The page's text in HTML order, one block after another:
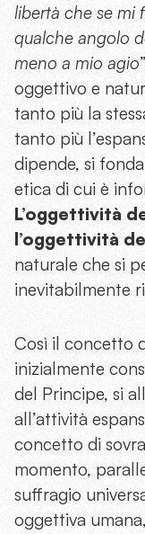
libertà che se mi
qualche angolo
meno a mio agio
oggettivo e
tanto più la
tanto più
dipende, si
etica di cui è
L’oggettività
l’oggettività
naturale che si
inevitabilmente
Così il concetto
inizialmente
del Principe, si
all’attività
concetto di
momento,
suffragio
oggettiva